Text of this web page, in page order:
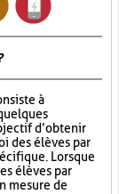
à
d’obtenir
des élèves par
Lorsque
élèves par
mesure de